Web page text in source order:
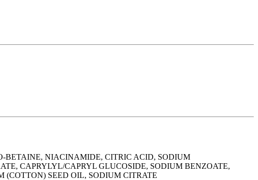
BETAINE, NIACINAMIDE, CITRIC ACID, SODIUM
CAPRYLYL/CAPRYL GLUCOSIDE, SODIUM BENZOATE,
(COTTON) SEED OIL, SODIUM CITRATE